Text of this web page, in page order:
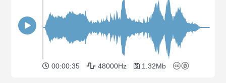
00:00:35 48000Hz 1.32Mb